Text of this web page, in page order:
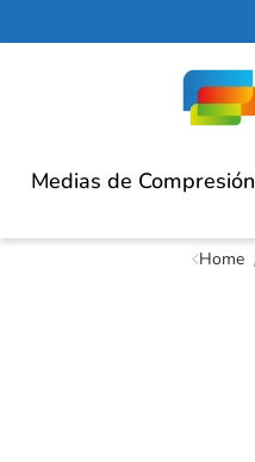
Medias de Compresión